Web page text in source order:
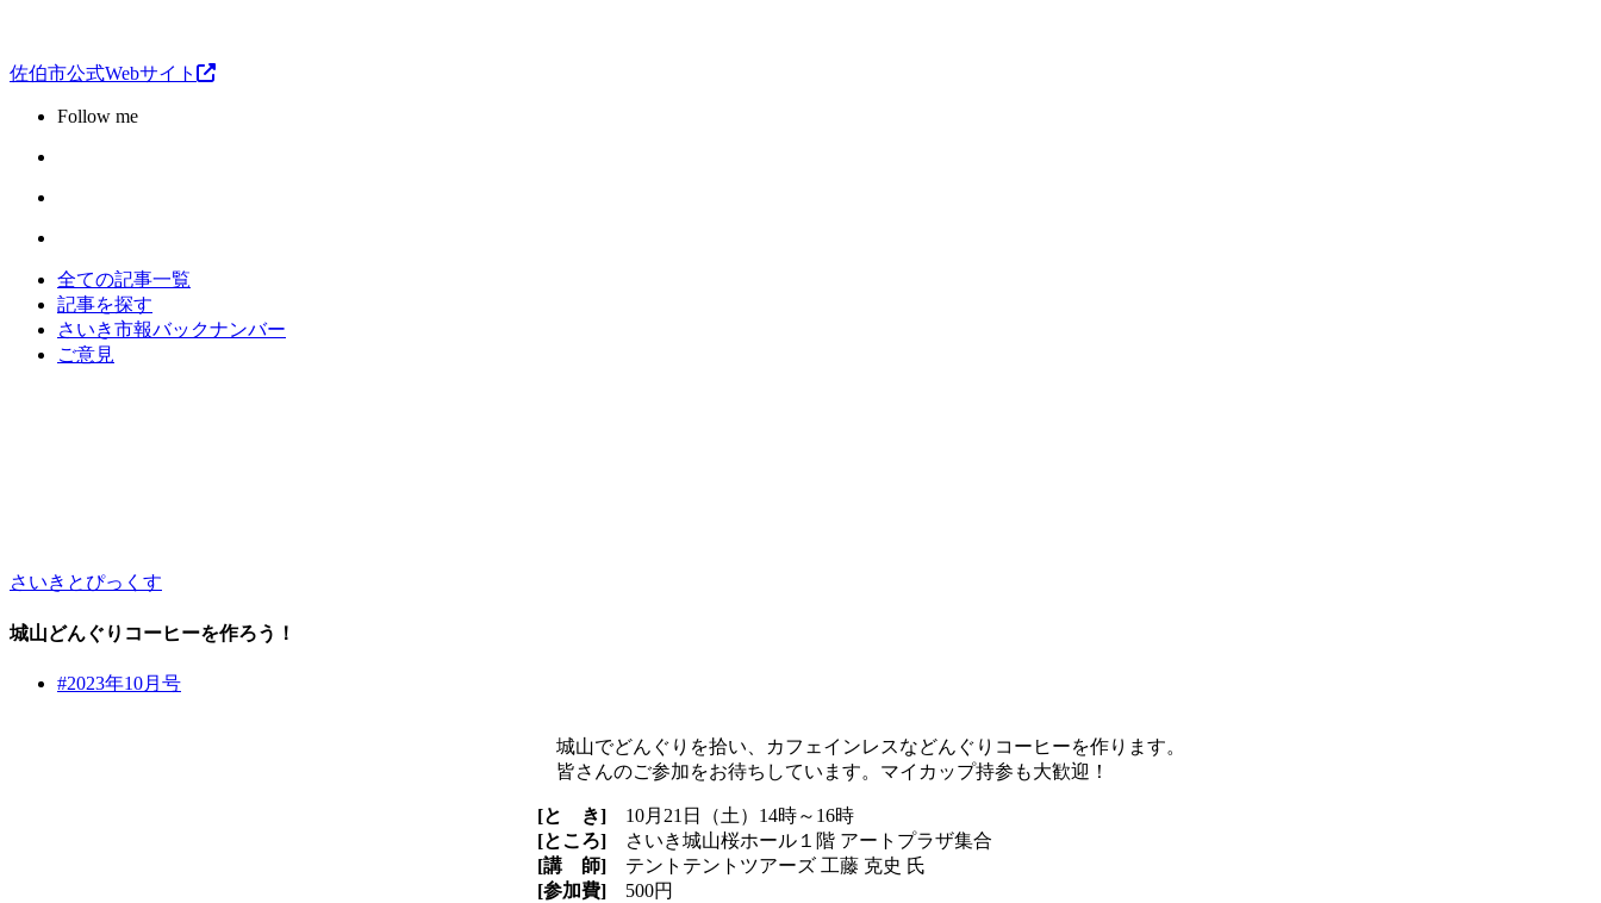
佐伯市公式Webサイト
Follow me
全ての記事一覧
記事を探す
さいき市報バックナンバー
ご意見
さいきとぴっくす
城山どんぐりコーヒーを作ろう！
#2023年10月号
城山でどんぐりを拾い、カフェインレスなどんぐりコーヒーを作ります。
皆さんのご参加をお待ちしています。マイカップ持参も大歓迎！
[と き] 10月21日（土）14時～16時
[ところ]
さいき城山桜ホール１階 アートプラザ集合
[講 師] テントテントツアーズ 工藤 克史 氏
[参加費] 500円